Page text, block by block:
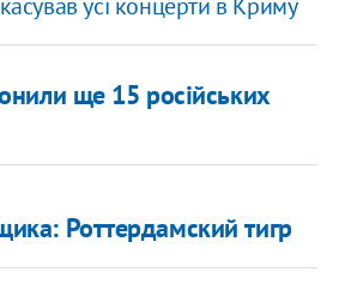
ще 15 російських
Роттердамский тигр